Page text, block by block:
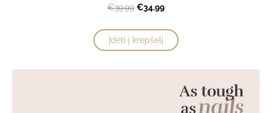
€39.99 €34.99
Įdėti į krepšelį